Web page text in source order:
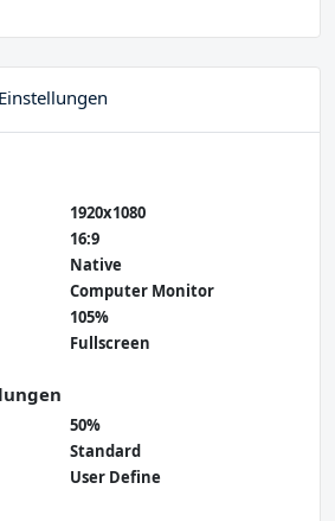
1920x1080
16:9
Native
Computer Monitor
105%
Fullscreen
50%
Standard
User Define